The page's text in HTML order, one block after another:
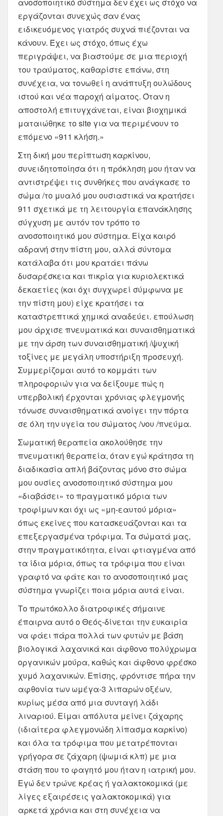
εργάζονται συνεχώς σαν ένας
ειδικευόμενος γιατρός συχνά πιέζονται να
κάνουν. Έχει ως στόχο, όπως έχω
περιγράψει, να βιαστούμε σε μια περιοχή
του τραύματος, καθαρίστε επάνω, στη
συνέχεια, να τονωθεί η ανάπτυξη ουλώδους
ιστού και νέα παροχή αίματος. Όταν η
αποστολή επιτυγχάνεται, είναι βιοχημικά
ματαιώθηκε το site για να περιμένουν το
επόμενο «911 κλήση.»
Στη δική μου περίπτωση καρκίνου,
συνειδητοποίησα ότι η πρόκληση μου ήταν να
αντιστρέψει τις συνθήκες που ανάγκασε το
σώμα /το μυαλό μου ουσιαστικά να κρατήσει
911 σχετικά με τη λειτουργία επανάκλησης
σύγχυση με αυτόν τον τρόπο το
ανοσοποιητικό μου σύστημα. Είχα καιρό
αδρανή στην πίστη μου, αλλά σύντομα
κατάλαβα ότι μου κρατάει πάνω
δυσαρέσκεια και πικρία για κυριολεκτικά
δεκαετίες (και όχι συγχωρεί σύμφωνα με
την πίστη μου) είχε κρατήσει τα
καταστρεπτικά χημικά αναδεύει. επούλωση
μου άρχισε πνευματικά και συναισθηματικά
με την άρση των συναισθηματική /ψυχική
τοξίνες με μεγάλη υποστήριξη προσευχή.
Συμμερίζομαι αυτό το κομμάτι των
πληροφοριών για να δείξουμε πώς η
υπερβολική έρχονται χρόνιας φλεγμονής
τόνωσε συναισθηματικά ανοίγει την πόρτα
σε όλη την υγεία του σώματος /νου /πνεύμα.
Σωματική θεραπεία ακολούθησε την
πνευματική θεραπεία, όταν εγώ κράτησα τη
διαδικασία απλή βάζοντας μόνο στο σώμα
μου ουσίες ανοσοποιητικό σύστημα μου
«διαβάσει» το πραγματικό μόρια των
τροφίμων και όχι ως «μη-εαυτού μόρια»
όπως εκείνες που κατασκευάζονται και τα
επεξεργασμένα τρόφιμα. Τα σώματά μας,
στην πραγματικότητα, είναι φτιαγμένα από
τα ίδια μόρια, όπως τα τρόφιμα που είναι
γραφτό να φάτε και το ανοσοποιητικό μας
σύστημα γνωρίζει ποια μόρια αυτά είναι.
Το πρωτόκολλο διατροφικές σήμαινε
έπαιρνα αυτό ο Θεός-δίνεται την ευκαιρία
να φάει πάρα πολλά των φυτών με βάση
βιολογικά λαχανικά και άφθονο πολύχρωμα
οργανικών μούρα, καθώς και άφθονο φρέσκο
​​χυμό λαχανικών. Επίσης, φρόντισε πήρα την
αφθονία των ωμέγα-3 λιπαρών οξέων,
κυρίως μέσα από μια συνταγή λάδι
λιναριού. Είμαι απόλυτα μείνει ζάχαρης
(ιδιαίτερα φλεγμονώδη λίπασμα καρκίνο)
και όλα τα τρόφιμα που μετατρέπονται
γρήγορα σε ζάχαρη (ψωμιά κλπ) με μια
στάση που το φαγητό μου ήταν η ιατρική μου.
Εγώ δεν τρώνε κρέας ή γαλακτοκομικά (με
λίγες εξαιρέσεις γαλακτοκομικά) για
αρκετά χρόνια και στη συνέχεια να